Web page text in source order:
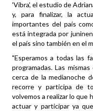
'Vibra', el estudio de
y, para finalizar, la
importantes del país
está integrada por
el país sino también en el
"Esperamos a todas las
programadas. Las
cerca de la medianoche
recorre y participa de
volvemos a realizar lo que
actuar y participar ya